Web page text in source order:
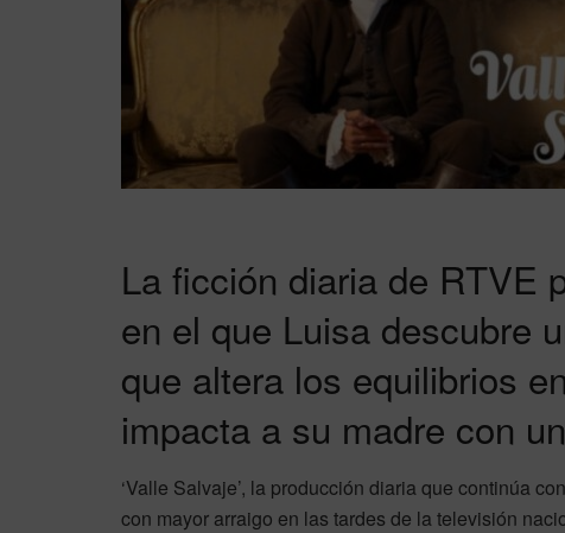
La ficción diaria de RTVE
en el que Luisa descubre
que altera los equilibrios
impacta a su madre con
‘Valle Salvaje’, la producción diaria que continúa
con mayor arraigo en las tardes de la televisión